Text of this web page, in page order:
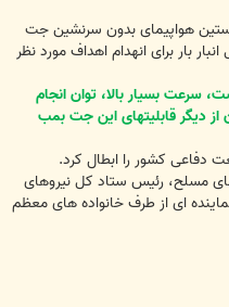
هواپیمای بدون سرنشین جت
بار برای انهدام اهداف مورد نظر
سرعت بسیار بالا، توان انجام
دیگر قابلیتهای این جت بمب
دفاعی کشور را ابطال کرد.
مسلح، رئیس ستاد کل نیروهای
ای از طرف خانواده های معظم